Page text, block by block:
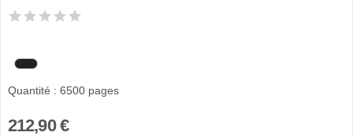
Quantité : 6500 pages
212,90 €